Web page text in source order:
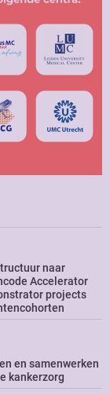
naar
Accelerator
projects
en samenwerken
kankerzorg